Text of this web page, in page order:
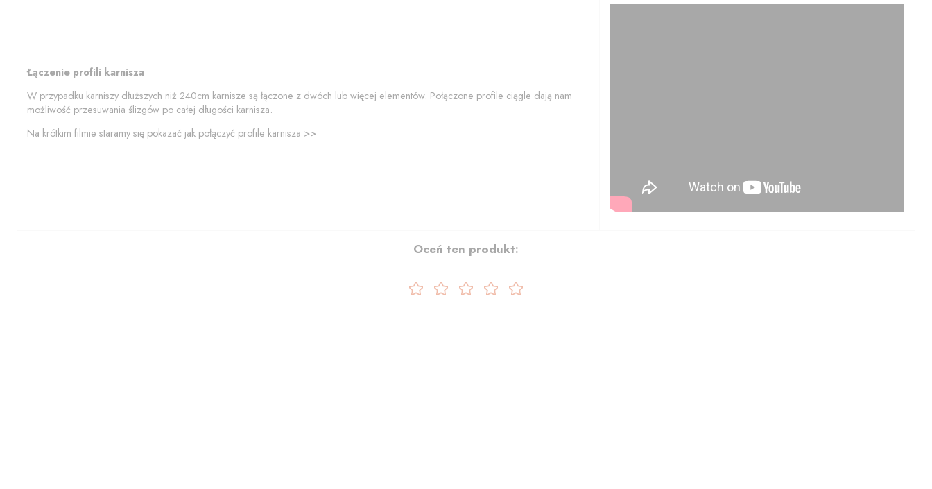
Łączenie profili karnisza
W przypadku karniszy dłuższych niż 240cm karnisze są łączone z dwóch lub więcej elementów. Połączone profile ciągle dają nam
możliwość przesuwania ślizgów po całej długości karnisza.
Na krótkim filmie staramy się pokazać jak połączyć profile karnisza >>
Oceń ten produkt: